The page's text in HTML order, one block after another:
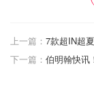
好，半脱脂奶
牛奶的朋友可以
上一篇： 7款超IN超
下一篇：